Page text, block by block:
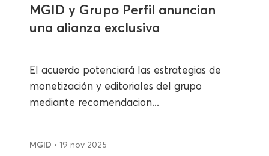
MGID y Grupo Perfil anuncian
una alianza exclusiva
El acuerdo potenciará las estrategias de
monetización y editoriales del grupo
mediante recomendacion...
MGID • 19 nov 2025